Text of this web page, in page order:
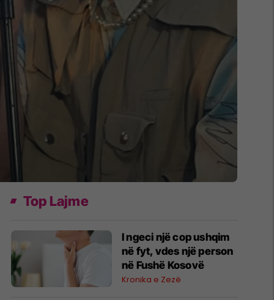
Top Lajme
I ngeci një cop ushqim
në fyt, vdes një person
në Fushë Kosovë
Kronika e Zezë